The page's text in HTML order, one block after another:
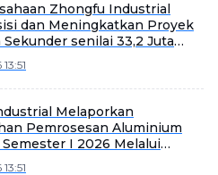
Zhongfu Industrial
dan Meningkatkan Proyek
senilai 33,2 Juta
Melaporkan
Pemrosesan Aluminium
I 2026 Melalui